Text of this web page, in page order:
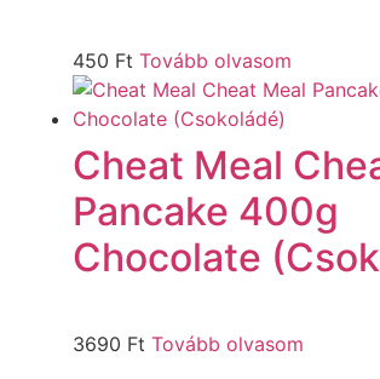
450 Ft Tovább olvasom
Cheat Meal
Pancake 400g
Chocolate
3690 Ft Tovább olvasom